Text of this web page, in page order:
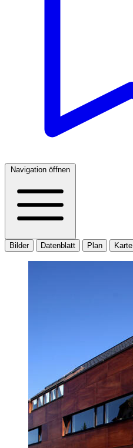
Navigation öffnen
Bilder Datenblatt Plan Karte